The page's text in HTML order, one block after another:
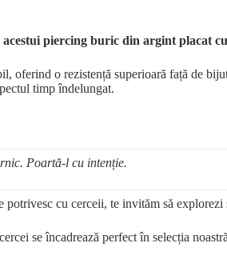
acestui piercing buric din argint placat
oferind o rezistență superioară față de
timp îndelungat.
Poartă-l cu intenție.
cu cerceii, te invităm să explorezi
se încadrează perfect în selecția